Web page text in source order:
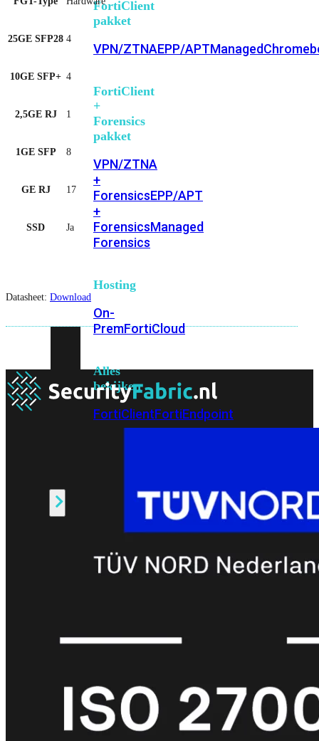
FortiClient
pakket
VPN/ZTNAEPP/APTManaged
FortiClient
+
Forensics
pakket
VPN/ZTNA
+
ForensicsEPP/APT
+
ForensicsManaged
Forensics
Hosting
On-
PremFortiCloud
Alles
bekijken
FortiClientFortiEndpoint
FortiAP
FortiAuthenticator
25GE SFP28 4
10GE SFP+ 4
2,5GE RJ 1
1GE SFP 8
GE RJ 17
SSD Ja
Datasheet: Download